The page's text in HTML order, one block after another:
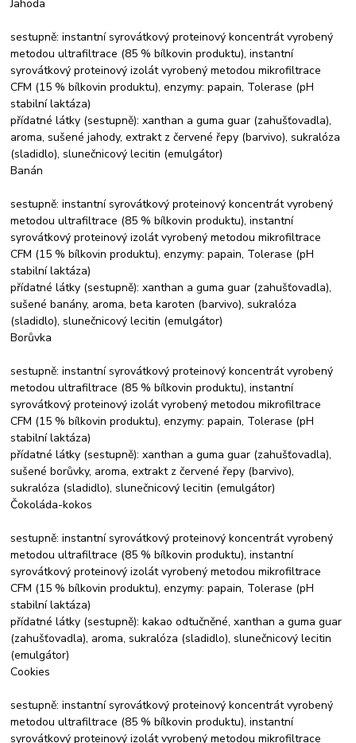
Jahoda
sestupně: instantní syrovátkový proteinový koncentrát vyrobený
metodou ultrafiltrace (85 % bílkovin produktu), instantní
syrovátkový proteinový izolát vyrobený metodou mikrofiltrace
CFM (15 % bílkovin produktu), enzymy: papain, Tolerase (pH
stabilní laktáza)
přídatné látky (sestupně): xanthan a guma guar (zahušťovadla),
aroma, sušené jahody, extrakt z červené řepy (barvivo), sukralóza
(sladidlo), slunečnicový lecitin (emulgátor)
Banán
sestupně: instantní syrovátkový proteinový koncentrát vyrobený
metodou ultrafiltrace (85 % bílkovin produktu), instantní
syrovátkový proteinový izolát vyrobený metodou mikrofiltrace
CFM (15 % bílkovin produktu), enzymy: papain, Tolerase (pH
stabilní laktáza)
přídatné látky (sestupně): xanthan a guma guar (zahušťovadla),
sušené banány, aroma, beta karoten (barvivo), sukralóza
(sladidlo), slunečnicový lecitin (emulgátor)
Borůvka
sestupně: instantní syrovátkový proteinový koncentrát vyrobený
metodou ultrafiltrace (85 % bílkovin produktu), instantní
syrovátkový proteinový izolát vyrobený metodou mikrofiltrace
CFM (15 % bílkovin produktu), enzymy: papain, Tolerase (pH
stabilní laktáza)
přídatné látky (sestupně): xanthan a guma guar (zahušťovadla),
sušené borůvky, aroma, extrakt z červené řepy (barvivo),
sukralóza (sladidlo), slunečnicový lecitin (emulgátor)
Čokoláda-kokos
sestupně: instantní syrovátkový proteinový koncentrát vyrobený
metodou ultrafiltrace (85 % bílkovin produktu), instantní
syrovátkový proteinový izolát vyrobený metodou mikrofiltrace
CFM (15 % bílkovin produktu), enzymy: papain, Tolerase (pH
stabilní laktáza)
přídatné látky (sestupně): kakao odtučněné, xanthan a guma guar
(zahušťovadla), aroma, sukralóza (sladidlo), slunečnicový lecitin
(emulgátor)
Cookies
sestupně: instantní syrovátkový proteinový koncentrát vyrobený
metodou ultrafiltrace (85 % bílkovin produktu), instantní
syrovátkový proteinový izolát vyrobený metodou mikrofiltrace